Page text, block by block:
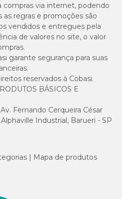
compras via internet, podendo
as regras e promoções são
vendidos e entregues pela
de valores no site, o valor
garante segurança para suas
reservados à Cobasi.
BÁSICOS E
Fernando Cerqueira César
Industrial, Barueri - SP
Mapa de produtos